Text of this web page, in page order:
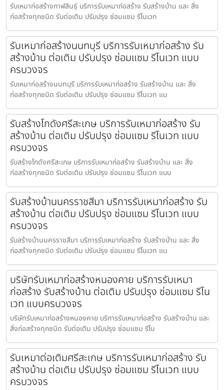
รับเหมาก่อสร้างกาฬสินธุ์ บริการรับเหมาก่อสร้าง รับสร้างบ้าน และ สิ่ง
ก่อสร้างทุกชนิด รับต่อเติม ปรับปรุง ซ่อมแซม รีโนเวท
รับเหมาก่อสร้างนนทบุรี บริการรับเหมาก่อสร้าง รับ
สร้างบ้าน ต่อเติม ปรับปรุง ซ่อมแซม รีโนเวท แบบ
ครบวงจร
รับเหมาก่อสร้างนนทบุรี บริการรับเหมาก่อสร้าง รับสร้างบ้าน และ สิ่ง
ก่อสร้างทุกชนิด รับต่อเติม ปรับปรุง ซ่อมแซม รีโนเวท แบ
รับสร้างโกดังศรีสะเกษ บริการรับเหมาก่อสร้าง รับ
สร้างบ้าน ต่อเติม ปรับปรุง ซ่อมแซม รีโนเวท แบบ
ครบวงจร
รับสร้างโกดังศรีสะเกษ บริการรับเหมาก่อสร้าง รับสร้างบ้าน และ สิ่ง
ก่อสร้างทุกชนิด รับต่อเติม ปรับปรุง ซ่อมแซม รีโนเวท แบบ
รับสร้างบ้านนครราชสีมา บริการรับเหมาก่อสร้าง รับ
สร้างบ้าน ต่อเติม ปรับปรุง ซ่อมแซม รีโนเวท แบบ
ครบวงจร
รับสร้างบ้านนครราชสีมา บริการรับเหมาก่อสร้าง รับสร้างบ้าน และ สิ่ง
ก่อสร้างทุกชนิด รับต่อเติม ปรับปรุง ซ่อมแซม รีโนเวท แบ
บริษัทรับเหมาก่อสร้างหนองคาย บริการรับเหมา
ก่อสร้าง รับสร้างบ้าน ต่อเติม ปรับปรุง ซ่อมแซม รีโน
เวท แบบครบวงจร
บริษัทรับเหมาก่อสร้างหนองคาย บริการรับเหมาก่อสร้าง รับสร้างบ้าน และ
สิ่งก่อสร้างทุกชนิด รับต่อเติม ปรับปรุง ซ่อมแซม รีโน
รับเหมาต่อเติมศรีสะเกษ บริการรับเหมาก่อสร้าง รับ
สร้างบ้าน ต่อเติม ปรับปรุง ซ่อมแซม รีโนเวท แบบ
ครบวงจร